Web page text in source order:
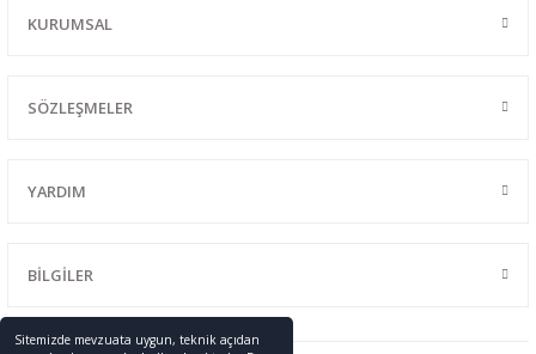
Sitemizde mevzuata uygun, teknik açıdan
KURUMSAL
SÖZLEŞMELER
YARDIM
BİLGİLER